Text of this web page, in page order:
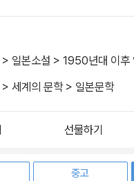
> 일본소설 > 1950년대 이후
> 세계의 문학> 일본문학
선물하기
중고